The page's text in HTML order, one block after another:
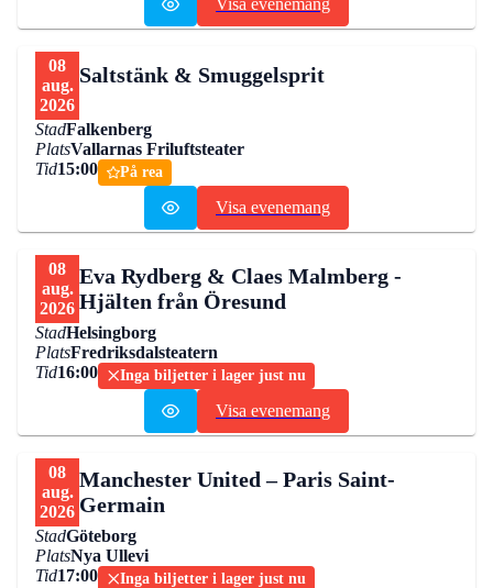
Visa evenemang
08
aug.
2026
Saltstänk & Smuggelsprit
StadFalkenberg
PlatsVallarnas Friluftsteater
Tid15:00 På rea
Visa evenemang
08
aug.
2026
Eva Rydberg & Claes Malmberg -
Hjälten från Öresund
StadHelsingborg
PlatsFredriksdalsteatern
Tid16:00 Inga biljetter i lager just nu
Visa evenemang
08
aug.
2026
Manchester United – Paris Saint-
Germain
StadGöteborg
PlatsNya Ullevi
Tid17:00 Inga biljetter i lager just nu